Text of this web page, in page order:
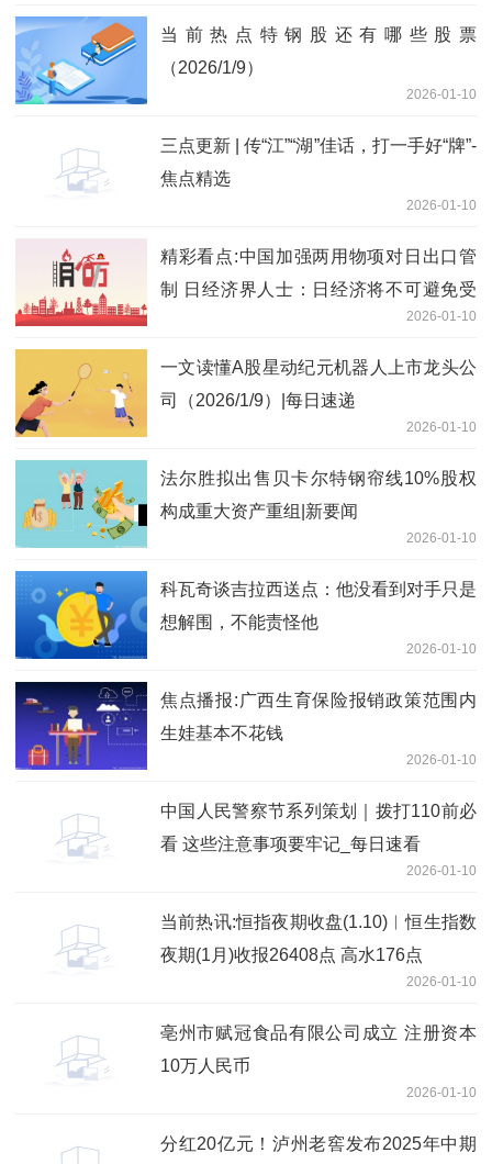
当前热点特钢股还有哪些股票
（2026/1/9）
2026-01-10
三点更新 | 传“江”“湖”佳话，打一手好“牌”-
焦点精选
2026-01-10
精彩看点:中国加强两用物项对日出口管
制 日经济界人士：日经济将不可避免受
2026-01-10
一文读懂A股星动纪元机器人上市龙头公
司（2026/1/9）|每日速递
2026-01-10
法尔胜拟出售贝卡尔特钢帘线10%股权
构成重大资产重组|新要闻
2026-01-10
科瓦奇谈吉拉西送点：他没看到对手只是
想解围，不能责怪他
2026-01-10
焦点播报:广西生育保险报销政策范围内
生娃基本不花钱
2026-01-10
中国人民警察节系列策划｜拨打110前必
看 这些注意事项要牢记_每日速看
2026-01-10
当前热讯:恒指夜期收盘(1.10)︱恒生指数
夜期(1月)收报26408点 高水176点
2026-01-10
亳州市赋冠食品有限公司成立 注册资本
10万人民币
2026-01-10
分红20亿元！泸州老窖发布2025年中期